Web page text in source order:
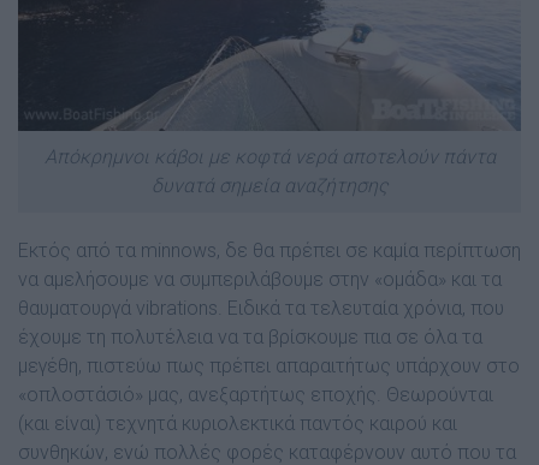
Απόκρημνοι κάβοι με κοφτά νερά αποτελούν πάντα
δυνατά σημεία αναζήτησης
Εκτός από τα minnows, δε θα πρέπει σε καµία περίπτωση
να αµελήσουµε να συµπεριλάβουµε στην «οµάδα» και τα
θαυµατουργά vibrations. Ειδικά τα τελευταία χρόνια, που
έχουµε τη πολυτέλεια να τα βρίσκουµε πια σε όλα τα
µεγέθη, πιστεύω πως πρέπει απαραιτήτως υπάρχουν στο
«οπλοστάσιό» µας, ανεξαρτήτως εποχής. Θεωρούνται
(και είναι) τεχνητά κυριολεκτικά παντός καιρού και
συνθηκών, ενώ πολλές φορές καταφέρνουν αυτό που τα